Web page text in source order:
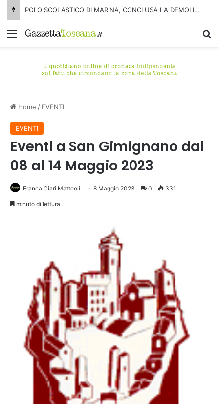
POLO SCOLASTICO DI MARINA, CONCLUSA LA DEMOLIZIONE DELL’ALA NORD-SUD
Menu
Home / EVENTI
EVENTI
Eventi a San Gimignano dal
08 al 14 Maggio 2023
Franca Ciari Matteoli 8 Maggio 2023 0 331
minuto di lettura